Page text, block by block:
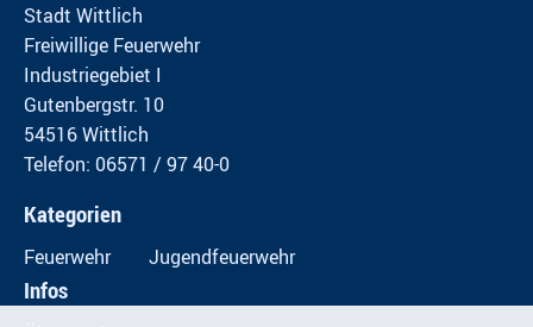
Stadt Wittlich
Freiwillige Feuerwehr
Industriegebiet I
Gutenbergstr. 10
54516 Wittlich
Telefon: 06571 / 97 40-0
Kategorien
Feuerwehr Jugendfeuerwehr
Infos